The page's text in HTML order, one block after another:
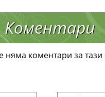
Коментари
няма коментари за тази